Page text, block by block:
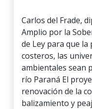
Carlos del Frade,
Amplio por la
de Ley para que
costeros, las
ambientales sean
río Paraná El
renovación de la
balizamiento y